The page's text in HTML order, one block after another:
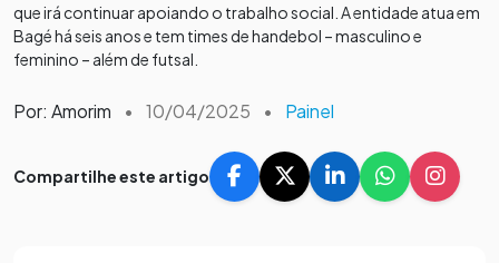
que irá continuar apoiando o trabalho social. A entidade atua em
Bagé há seis anos e tem times de handebol – masculino e
feminino – além de futsal.
Por: Amorim • 10/04/2025 • Painel
Compartilhe este artigo